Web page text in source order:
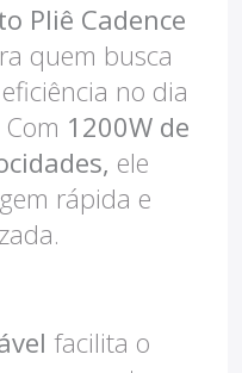
Pliê Cadence
quem busca
no dia
1200W de
ele
rápida e
facilita o